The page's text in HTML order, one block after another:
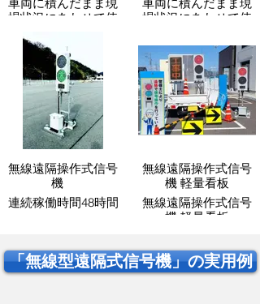
場状況にあわせて使
場状況にあわせて使
無線遠隔操作式信号
機
連続稼働時間48時間
無線遠隔操作式信号
機 軽量看板
無線遠隔操作式信号
機 軽量看板
「無線型遠隔式信号機」の実用例